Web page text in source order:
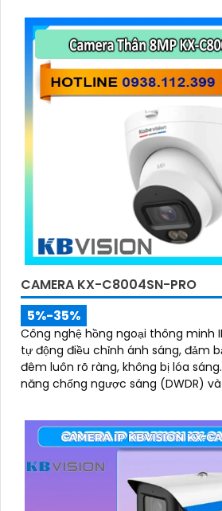
CAMERA KX-C8004SN-PRO
5%-35%
Công nghệ hồng ngoại thông minh
tự động điều chỉnh ánh sáng, đảm
đêm luôn rõ ràng, không bị lóa sáng. Kết hợp cùng khả
năng chống ngược sáng (DWDR)
và chi tiết rõ nét, ngay cả trong
yếu hoặc ánh sáng phức tạp như
nắng